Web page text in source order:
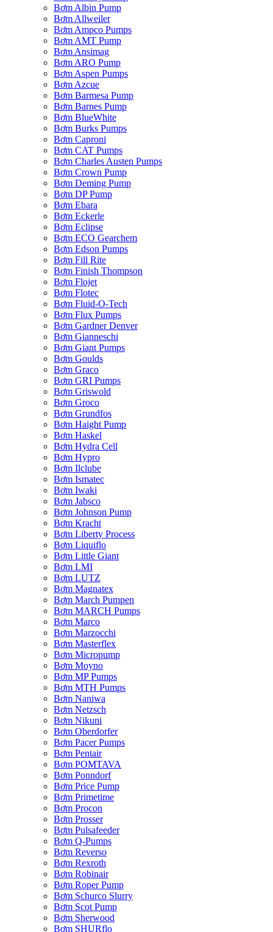
Bơm Albin Pump
Bơm Allweiler
Bơm Ampco Pumps
Bơm AMT Pump
Bơm Ansimag
Bơm ARO Pump
Bơm Aspen Pumps
Bơm Azcue
Bơm Barmesa Pump
Bơm Barnes Pump
Bơm BlueWhite
Bơm Burks Pumps
Bơm Caproni
Bơm CAT Pumps
Bơm Charles Austen Pumps
Bơm Crown Pump
Bơm Deming Pump
Bơm DP Pump
Bơm Ebara
Bơm Eckerle
Bơm Eclipse
Bơm ECO Gearchem
Bơm Edson Pumps
Bơm Fill Rite
Bơm Finish Thompson
Bơm Flojet
Bơm Flotec
Bơm Fluid-O-Tech
Bơm Flux Pumps
Bơm Gardner Denver
Bơm Gianneschi
Bơm Giant Pumps
Bơm Goulds
Bơm Graco
Bơm GRI Pumps
Bơm Griswold
Bơm Groco
Bơm Grundfos
Bơm Haight Pump
Bơm Haskel
Bơm Hydra Cell
Bơm Hypro
Bơm Ilclube
Bơm Ismatec
Bơm Iwaki
Bơm Jabsco
Bơm Johnson Pump
Bơm Kracht
Bơm Liberty Process
Bơm Liquiflo
Bơm Little Giant
Bơm LMI
Bơm LUTZ
Bơm Magnatex
Bơm March Pumpen
Bơm MARCH Pumps
Bơm Marco
Bơm Marzocchi
Bơm Masterflex
Bơm Micropump
Bơm Moyno
Bơm MP Pumps
Bơm MTH Pumps
Bơm Naniwa
Bơm Netzsch
Bơm Nikuni
Bơm Oberdorfer
Bơm Pacer Pumps
Bơm Pentair
Bơm POMTAVA
Bơm Ponndorf
Bơm Price Pump
Bơm Primetime
Bơm Procon
Bơm Prosser
Bơm Pulsafeeder
Bơm Q-Pumps
Bơm Reverso
Bơm Rexroth
Bơm Robinair
Bơm Roper Pump
Bơm Schurco Slurry
Bơm Scot Pump
Bơm Sherwood
Bơm SHURflo